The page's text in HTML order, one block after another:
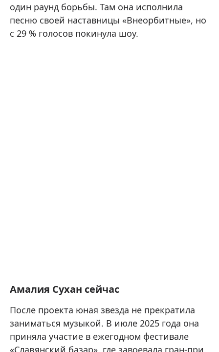
один раунд борьбы. Там она исполнила
песню своей наставницы «Внеорбитные», но
с 29 % голосов покинула шоу.
Амалия Сухан сейчас
После проекта юная звезда не прекратила
заниматься музыкой. В июле 2025 года она
приняла участие в ежегодном фестивале
«Славянский базар», где завоевала гран-при.